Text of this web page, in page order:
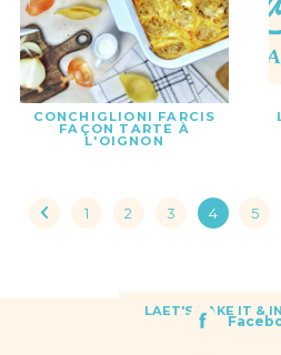
CONCHIGLIONI FARCIS
FAÇON TARTE À
L'OIGNON
1 2 3 4 5
LAET'S BAKE IT &